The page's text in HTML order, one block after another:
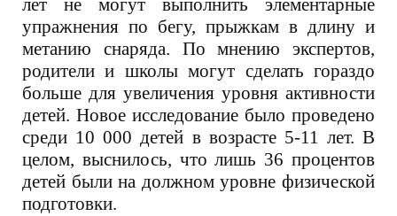
лет не могут выполнить элементарные
упражнения по бегу, прыжкам в длину и
метанию снаряда. По мнению экспертов,
родители и школы могут сделать гораздо
больше для увеличения уровня активности
детей. Новое исследование было проведено
среди 10 000 детей в возрасте 5-11 лет. В
целом, выснилось, что лишь 36 процентов
детей были на должном уровне физической
подготовки.